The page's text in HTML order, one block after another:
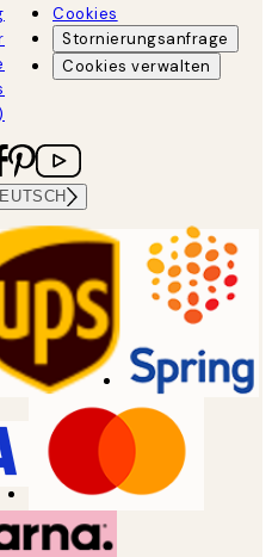
Cookies
Stornierungsanfrage
Cookies verwalten